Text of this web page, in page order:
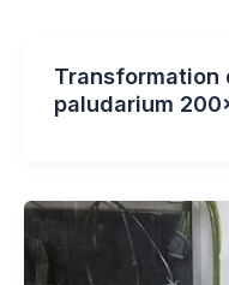
Transformation
paludarium